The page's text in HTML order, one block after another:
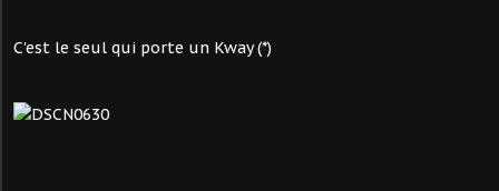
C'est le seul qui porte un Kway (*)